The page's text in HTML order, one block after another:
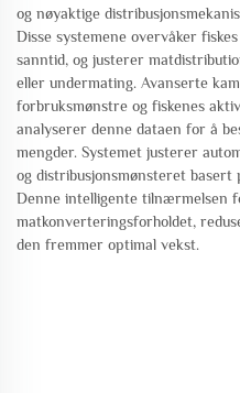
og nøyaktige
Disse systemene overvåker
sanntid, og justerer
eller undermating. Avanserte
forbruksmønstre og fiskenes
analyserer denne dataen for å
mengder. Systemet justerer
og distribusjonsmønsteret basert
Denne intelligente tilnærmelsen
matkonverteringsforholdet,
den fremmer optimal vekst.